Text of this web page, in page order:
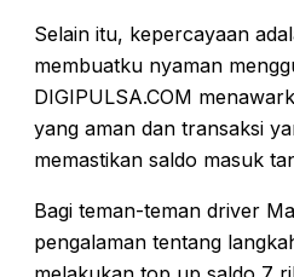
Selain itu, kepercayaan
membuatku nyaman
DIGIPULSA.COM
yang aman dan transaksi
memastikan saldo masuk
Bagi teman-teman driver
pengalaman tentang